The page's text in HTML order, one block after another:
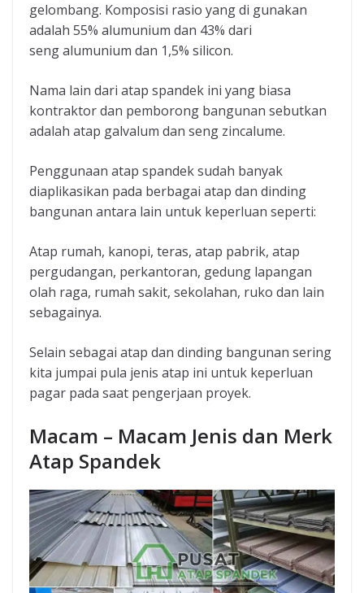
gelombang. Komposisi rasio yang di gunakan
adalah 55% alumunium dan 43% dari
seng alumunium dan 1,5% silicon.
Nama lain dari atap spandek ini yang biasa
kontraktor dan pemborong bangunan sebutkan
adalah atap galvalum dan seng zincalume.
Penggunaan atap spandek sudah banyak
diaplikasikan pada berbagai atap dan dinding
bangunan antara lain untuk keperluan seperti:
Atap rumah, kanopi, teras, atap pabrik, atap
pergudangan, perkantoran, gedung lapangan
olah raga, rumah sakit, sekolahan, ruko dan lain
sebagainya.
Selain sebagai atap dan dinding bangunan sering
kita jumpai pula jenis atap ini untuk keperluan
pagar pada saat pengerjaan proyek.
Macam – Macam Jenis dan Merk
Atap Spandek